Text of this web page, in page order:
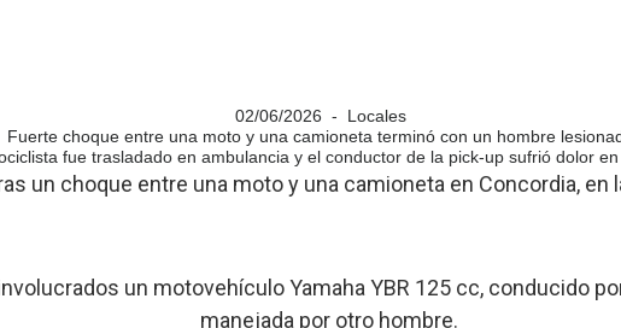
02/06/2026 - Locales
Fuerte choque entre una moto y una camioneta terminó con un hombre
fue trasladado en ambulancia y el conductor de la pick-up sufrió dolor en
un choque entre una moto y una camioneta en Concordia,
un motovehículo Yamaha YBR 125 cc, conducido
manejada por otro hombre.